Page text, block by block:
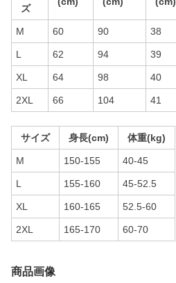
ズ
M 60 90 38
L 62 94 39
XL 64 98 40
2XL 66 104 41
サイズ 身長(cm) 体重(kg)
M 150-155 40-45
L 155-160 45-52.5
XL 160-165 52.5-60
2XL 165-170 60-70
商品画像